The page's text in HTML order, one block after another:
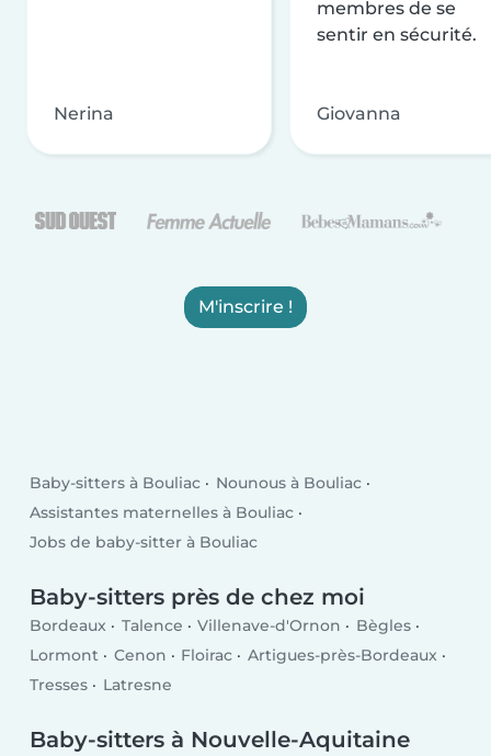
Nerina
membres de se
sentir en sécurité.
Giovanna
M'inscrire !
Baby-sitters à Bouliac
Nounous à Bouliac
Assistantes maternelles à Bouliac
Jobs de baby-sitter à Bouliac
Baby-sitters près de chez moi
Bordeaux Talence Villenave-d'Ornon
Bègles
Lormont
Cenon Floirac
Artigues-près-Bordeaux
Tresses
Latresne
Baby-sitters à Nouvelle-Aquitaine